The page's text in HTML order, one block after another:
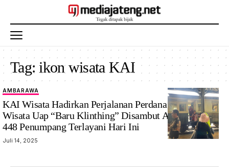
Tag: ikon wisata KAI
AMBARAWA
KAI Wisata Hadirkan Perjalanan Perdana Kereta Api
Wisata Uap “Baru Klinthing” Disambut Antusias Total
448 Penumpang Terlayani Hari Ini
Juli 14, 2025